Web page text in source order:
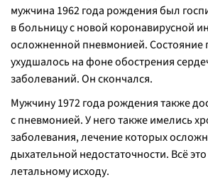
мужчина 1962 года рождения был
в больницу с новой коронавирусной
осложненной пневмонией. Состояние
ухудшалось на фоне обострения
заболеваний. Он скончался.
Мужчину 1972 года рождения также
с пневмонией. У него также имелись
заболевания, лечение которых
дыхательной недостаточности. Всё
летальному исходу.